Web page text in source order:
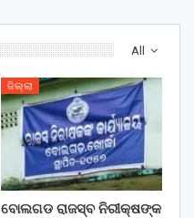
All
ଜିଲ୍ଲା
ବୋଲଗଡ ରାଜସ୍ବ ନିରୀକ୍ଷଙ୍କ